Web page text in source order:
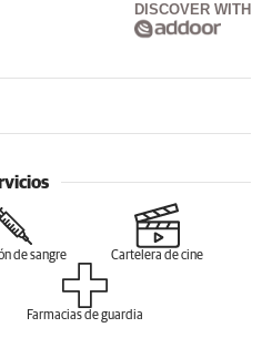
DISCOVER WITH
de sangre Cartelera de cine
Farmacias de guardia